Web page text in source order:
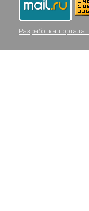
Разработка портала: